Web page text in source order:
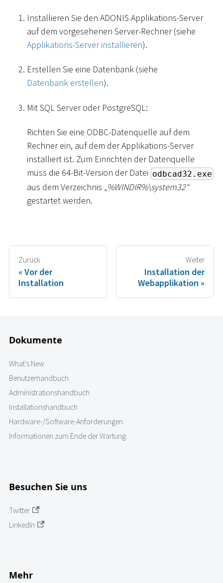
Installieren Sie den ADONIS Applikations-Server
auf dem vorgesehenen Server-Rechner (siehe
Applikations-Server installieren).
Erstellen Sie eine Datenbank (siehe
Datenbank erstellen).
Mit SQL Server oder PostgreSQL:
Richten Sie eine ODBC-Datenquelle auf dem
Rechner ein, auf dem der Applikations-Server
installiert ist. Zum Einrichten der Datenquelle
muss die 64-Bit-Version der Datei odbcad32.exe
aus dem Verzeichnis „%WINDIR%\system32“
gestartet werden.
Zurück
Vor der
Installation
Weiter
Installation der
Webapplikation
Dokumente
What's New
Benutzerhandbuch
Administrationshandbuch
Installationshandbuch
Hardware-/Software-Anforderungen
Informationen zum Ende der Wartung
Besuchen Sie uns
Twitter
LinkedIn
Mehr